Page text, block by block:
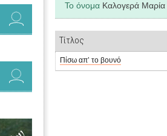
Το όνομα Καλογερά Μαρία
Τίτλος
Πίσω απ’ το βουνό